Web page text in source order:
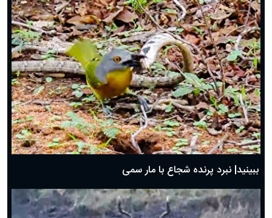
ببینید| نبرد پرنده شجاع با مار سمی